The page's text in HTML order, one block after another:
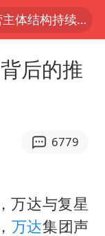
上半年我国经营主体结构持续优化
班388架次
京津冀暴雨
请引热议
广西公开征集涉黑涉恶犯罪线索
后的推
6779
万达与复星
万达集团声